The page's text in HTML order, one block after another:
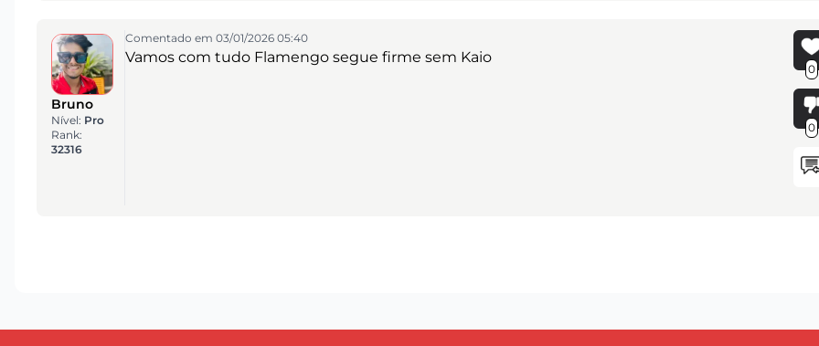
Bruno
Nível: Pro
Rank:
32316
Comentado em 03/01/2026 05:40
Vamos com tudo Flamengo segue firme sem Kaio
0
0